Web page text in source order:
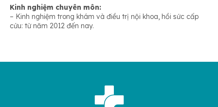
Kinh nghiệm chuyên môn:
– Kinh nghiệm trong khám và điều trị nội khoa, hồi sức cấp
cứu: từ năm 2012 đến nay.